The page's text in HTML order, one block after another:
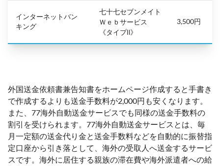
インターネットバン
キング
七十七セブンメイト
Ｗｅｂサービス
《タイプⅡ》
3,500円
外国送金依頼書兼告知書をホームページ作成すると手書き
で作成するよりも送金手数料が2,000円も安くなります。
また、77海外自動送金サービスでも同様の送金手数料の
割引を受けられます。77海外自動送金サービスとは、毎
月一定額の送金代り金と送金手数料などを自動的に振替指
定口座から引き落として、海外の受取人へ送金するサービ
スです。海外に居住する親族の滞在費や海外派遣者への給